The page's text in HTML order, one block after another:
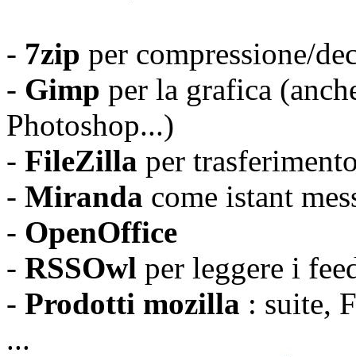
- 7zip per compressione/
- Gimp per la grafica
Photoshop...)
- FileZilla per
- Miranda come istant
- OpenOffice
- RSSOwl per leggere i
- Prodotti mozilla : suite,
...